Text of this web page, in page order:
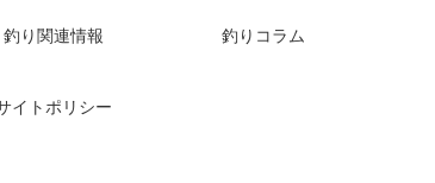
釣り関連情報 釣りコラム
イトポリシー